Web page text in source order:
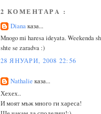
2 КОМЕНТАРA :
Dianaказа...
Mnogo mi haresa ideyata. Weekenda
shte se zaradva :)
28 ЯНУАРИ, 2008 22:56
Nathalie каза...
Хехех..
И моят мъж много ги хареса!